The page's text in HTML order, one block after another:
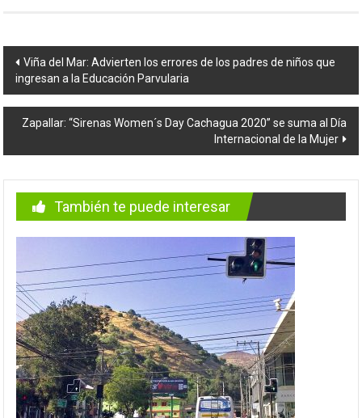
Navegación
de
entradas
Viña del Mar: Advierten los errores de los padres de niños que
ingresan a la Educación Parvularia
Zapallar: “Sirenas Women´s Day Cachagua 2020” se suma al Día
Internacional de la Mujer
También te puede interesar